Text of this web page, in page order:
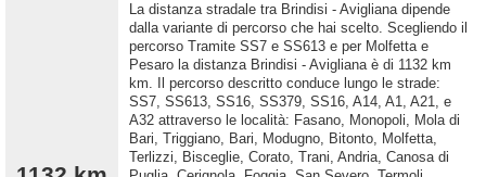
La distanza stradale tra Brindisi - Avigliana dipende
dalla variante di percorso che hai scelto. Scegliendo il
percorso Tramite SS7 e SS613 e per Molfetta e
Pesaro la distanza Brindisi - Avigliana è di 1132 km
km. Il percorso descritto conduce lungo le strade:
SS7, SS613, SS16, SS379, SS16, A14, A1, A21, e
A32 attraverso le località: Fasano, Monopoli, Mola di
Bari, Triggiano, Bari, Modugno, Bitonto, Molfetta,
Terlizzi, Bisceglie, Corato, Trani, Andria, Canosa di